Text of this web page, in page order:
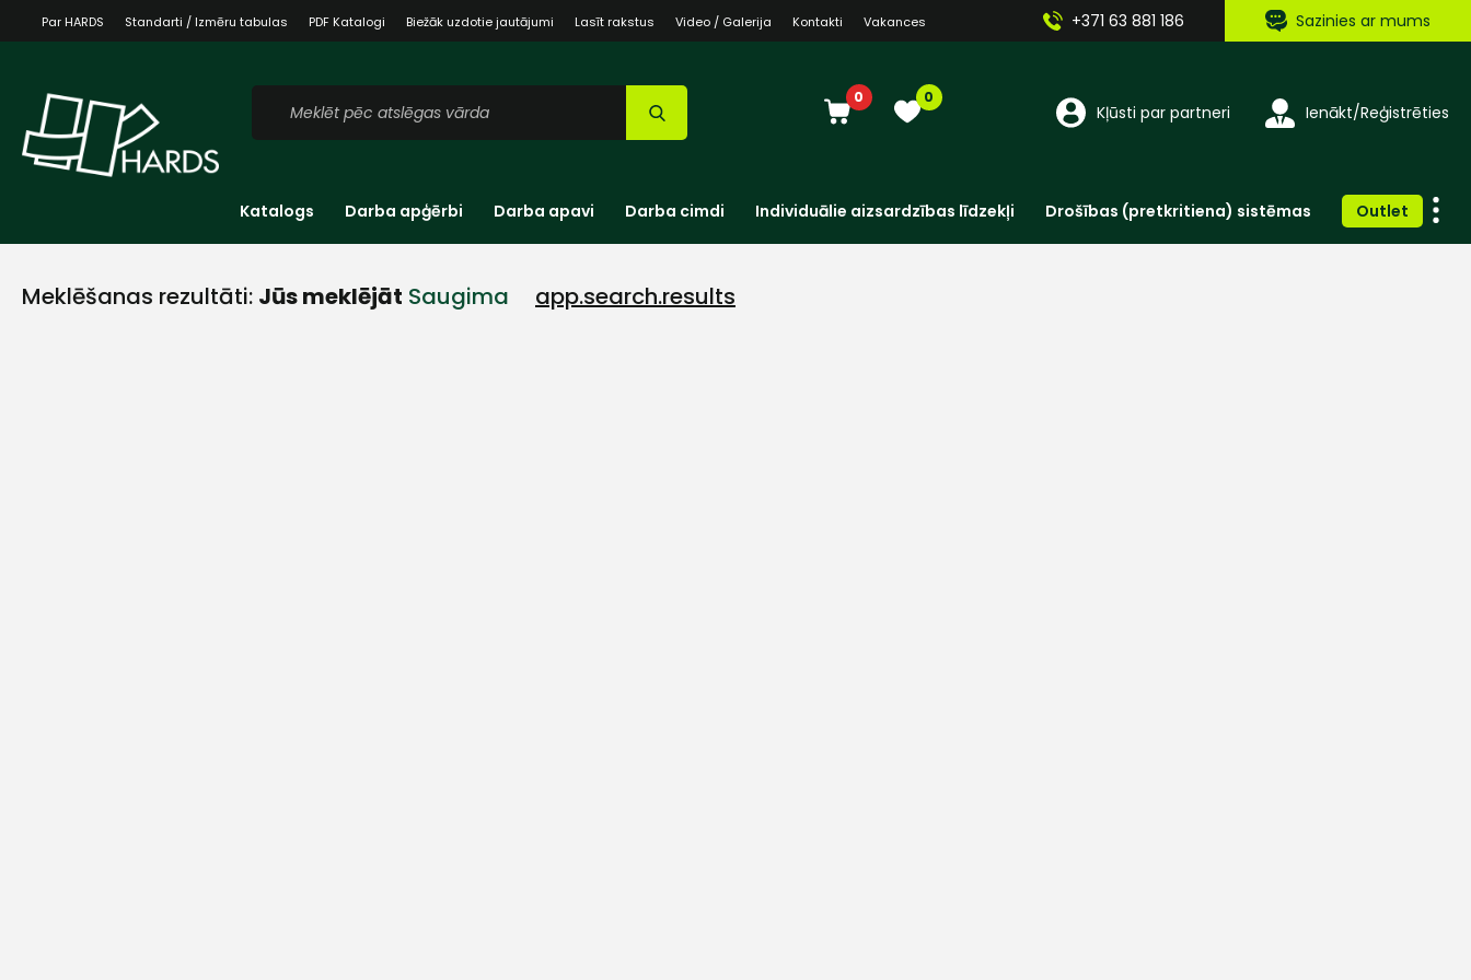
Par HARDS Standarti / Izmēru tabulas PDF Katalogi Biežāk uzdotie jautājumi Lasīt rakstus Video / Galerija Kontakti Vakances +371 63 881 186 Sazinies ar mums
0 0
Kļūsti par partneri Ienākt/Reģistrēties
Katalogs Darba apģērbi Darba apavi Darba cimdi Individuālie aizsardzības līdzekļi Drošības (pretkritiena) sistēmas Outlet
Meklēšanas rezultāti: Jūs meklējāt Saugima app.search.results